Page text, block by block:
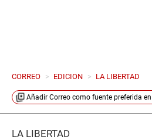
CORREO > EDICION > LA LIBERTAD
Añadir Correo como fuente preferida en
LA LIBERTAD